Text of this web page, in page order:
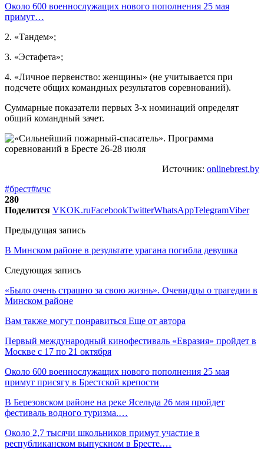
Около 600 военнослужащих нового пополнения 25 мая
примут…
2. «Тандем»;
3. «Эстафета»;
4. «Личное первенство: женщины» (не учитывается при
подсчете общих командных результатов соревнований).
Суммарные показатели первых 3-х номинаций определят
общий командный зачет.
Источник: onlinebrest.by
#брест#мчс
280
Поделится VKOK.ruFacebookTwitterWhatsAppTelegramViber
Предыдущая запись
В Минском районе в результате урагана погибла девушка
Следующая запись
«Было очень страшно за свою жизнь». Очевидцы о трагедии в
Минском районе
Вам также могут понравиться Еще от автора
Первый международный кинофестиваль «Евразия» пройдет в
Москве с 17 по 21 октября
Около 600 военнослужащих нового пополнения 25 мая
примут присягу в Брестской крепости
В Березовском районе на реке Ясельда 26 мая пройдет
фестиваль водного туризма.…
Около 2,7 тысячи школьников примут участие в
республиканском выпускном в Бресте.…